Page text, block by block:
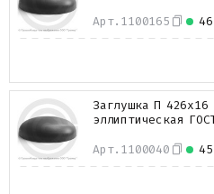
Арт. 1100165
Арт. 1100040
Заглушка П
эллиптическая